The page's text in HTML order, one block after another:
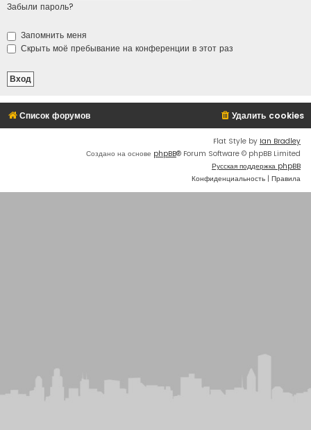
Забыли пароль?
Запомнить меня
Скрыть моё пребывание на конференции в этот раз
Список форумов Удалить cookies
Flat Style by Ian Bradley
Создано на основе phpBB® Forum Software © phpBB Limited
Русская поддержка phpBB
Конфиденциальность | Правила